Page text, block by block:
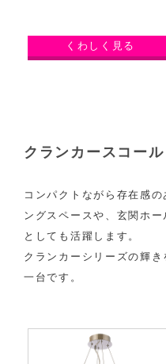
くわしく見る
クランカースコール
コンパクトながら存在感
ングスペースや、玄関ホ
としても活躍します。
クランカーシリーズの輝
一台です。